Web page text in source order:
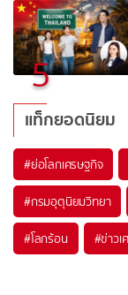
5
แท็กยอดนิยม
#ย่อโลกเศรษฐกิจ
#กรมอุตุนิยมวิทยา
#โลกร้อน #ข่าวเ